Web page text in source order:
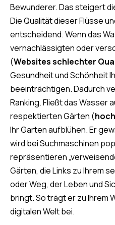
Bewunderer. Das steigert
Die Qualität dieser Flüsse
entscheidend. Wenn das
vernachlässigten oder
(Websites schlechter
Gesundheit und Schönheit
beeinträchtigen. Dadurch
Ranking. Fließt das Wasser
respektierten Gärten (
Ihr Garten aufblühen. Er
wird bei Suchmaschinen
repräsentieren
Gärten, die Links zu Ihrem
oder Weg, der Leben und
bringt. So trägt er zu Ihrem
digitalen Welt bei.